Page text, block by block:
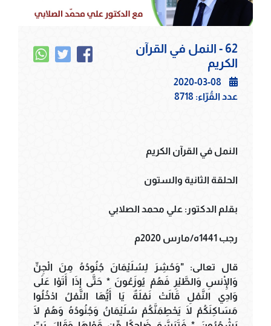
62 - النمل في القرآن
الكريم
2020-03-08
عدد القُرّاء: 8718
النمل في القرآن الكريم
الحلقة الثانية والستون
بقلم الدكتور: علي محمد الصلابي
رجب 1441ه/مارس 2020م
قال تعالى: "وَحُشِرَ لِسُلَيْمَانَ جُنُودُهُ مِنَ الْجِنِّ
وَالْإِنسِ وَالطَّيْرِ فَهُمْ يُوزَعُونَ * حَتَّى إِذَا أَتَوْا عَلَى
وَادِي النَّمْلِ قَالَتْ نَمْلَةٌ يَا أَيُّهَا النَّمْلُ ادْخُلُوا
مَسَاكِنَكُمْ لَا يَحْطِمَنَّكُمْ سُلَيْمَانُ وَجُنُودُهُ وَهُمْ لَا